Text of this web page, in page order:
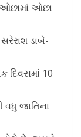
ઓછા
ડાબે-
10
જાતિના